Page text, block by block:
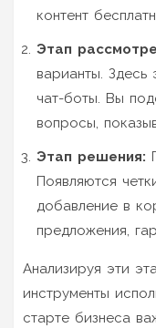
контент
Этап
варианты. Здесь
чат-боты. Вы
вопросы,
Этап решения:
Появляются
добавление в
предложения,
Анализируя эти
инструменты
старте бизнеса